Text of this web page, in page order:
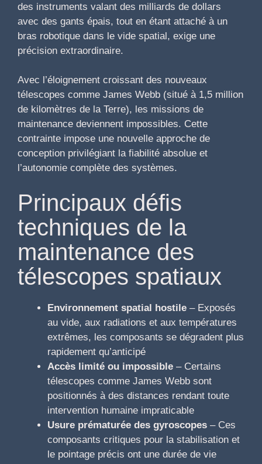
des instruments valant des milliards de dollars
avec des gants épais, tout en étant attaché à un
bras robotique dans le vide spatial, exige une
précision extraordinaire.
Avec l’éloignement croissant des nouveaux
télescopes comme James Webb (situé à 1,5 million
de kilomètres de la Terre), les missions de
maintenance deviennent impossibles. Cette
contrainte impose une nouvelle approche de
conception privilégiant la fiabilité absolue et
l’autonomie complète des systèmes.
Principaux défis
techniques de la
maintenance des
télescopes spatiaux
Environnement spatial hostile – Exposés
au vide, aux radiations et aux températures
extrêmes, les composants se dégradent plus
rapidement qu’anticipé
Accès limité ou impossible – Certains
télescopes comme James Webb sont
positionnés à des distances rendant toute
intervention humaine impraticable
Usure prématurée des gyroscopes – Ces
composants critiques pour la stabilisation et
le pointage précis ont une durée de vie